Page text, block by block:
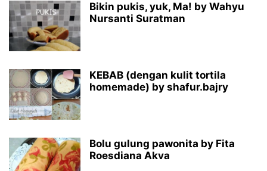
Bikin pukis, yuk, Ma! by Wahyu
Nursanti Suratman
KEBAB (dengan kulit tortila
homemade) by shafur.bajry
Bolu gulung pawonita by Fita
Roesdiana Akva